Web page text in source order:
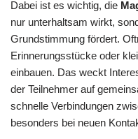
Dabei ist es wichtig, die
nur unterhaltsam wirkt,
Grundstimmung fördert.
Erinnerungsstücke oder
einbauen. Das weckt
der Teilnehmer auf
schnelle Verbindungen
besonders bei neuen